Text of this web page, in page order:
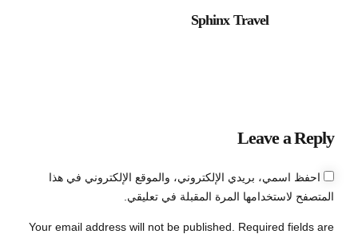
Sphinx Travel
Leave a Reply
Your email address will not be published. Required fields are
احفظ اسمي، بريدي الإلكتروني، والموقع الإلكتروني في هذا
المتصفح لاستخدامها المرة المقبلة في تعليقي.